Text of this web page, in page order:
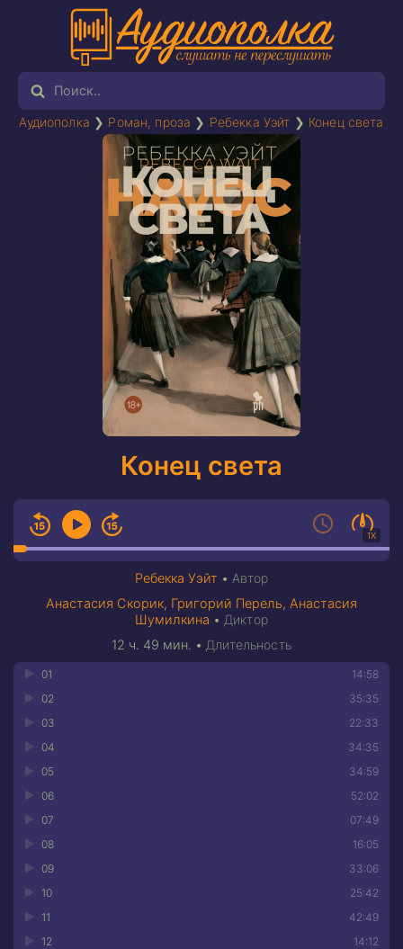
Аудиополка ❯ Роман, проза ❯ Ребекка Уэйт ❯ Конец света
Конец света
1X
Ребекка Уэйт • Автор
Анастасия Скорик, Григорий Перель, Анастасия
Шумилкина • Диктор
12 ч. 49 мин. • Длительность
14:58
01
35:35
02
22:33
03
34:35
04
34:59
05
52:02
06
07:49
07
16:05
08
33:06
09
25:42
10
42:49
11
14:12
12